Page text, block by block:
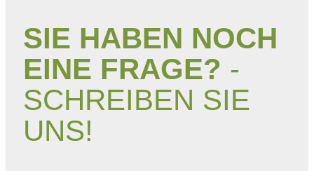
SIE HABEN NOCH
EINE FRAGE? -
SCHREIBEN SIE
UNS!